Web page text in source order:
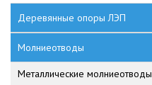
Деревянные опоры ЛЭП
Молниеотводы
Металлические молниеотводы